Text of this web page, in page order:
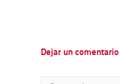
Dejar un comentario